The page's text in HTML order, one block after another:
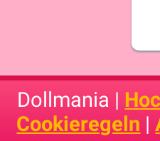
Dollmania |
Cookieregeln |